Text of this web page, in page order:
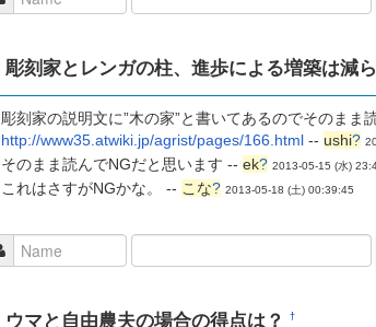
彫刻家とレンガの柱、進歩による増築は減
彫刻家の説明文に”木の家”と書いてあるのでそのま
http://www35.atwiki.jp/agrist/pages/166.html -- ushi?
そのまま読んでNGだと思います -- ek? 2013-05-15 (水)
これはさすがNGかな。 -- こな? 2013-05-18 (土) 00:39:45
ウマと自由農夫の場合の得点は？†